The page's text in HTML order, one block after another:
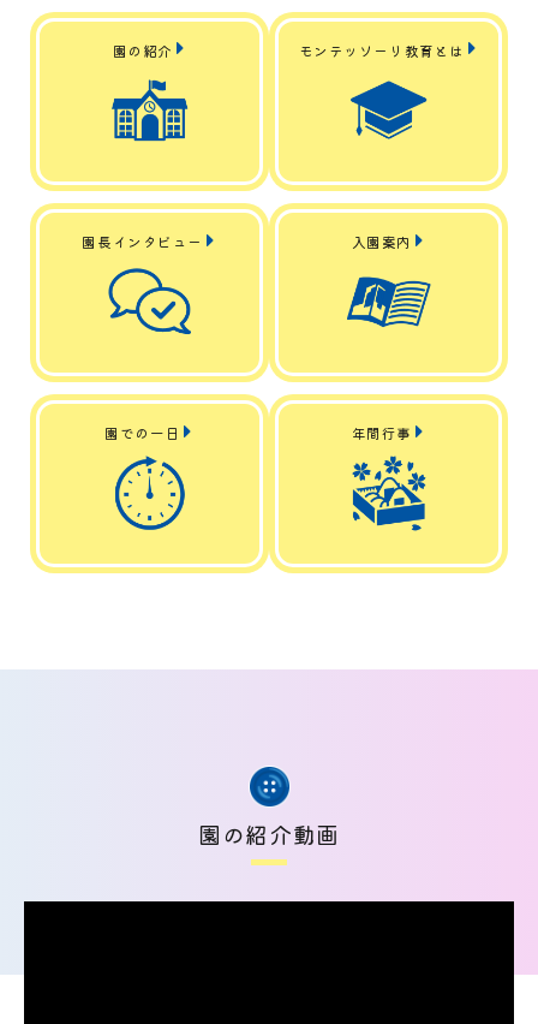
園の紹介 モンテッソーリ教育とは
園長インタビュー 入園案内
園での一日 年間行事
園の紹介動画